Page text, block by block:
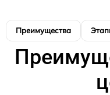
Преимущества